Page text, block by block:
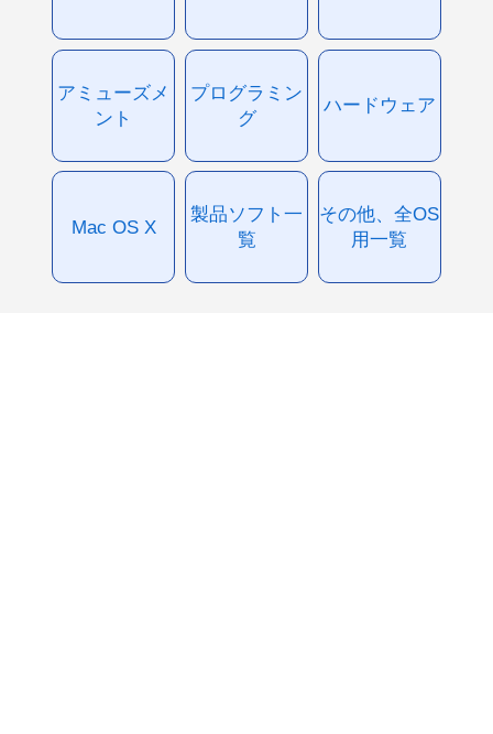
アミューズメ
ント
プログラミン
グ
ハードウェア
Mac OS X
製品ソフト一
覧
その他、全OS
用一覧